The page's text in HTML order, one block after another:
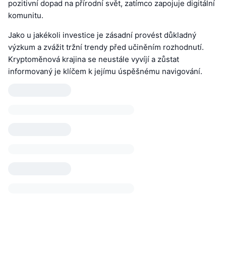
pozitivní dopad na přírodní svět, zatímco zapojuje digitální
komunitu.
Jako u jakékoli investice je zásadní provést důkladný
výzkum a zvážit tržní trendy před učiněním rozhodnutí.
Kryptoměnová krajina se neustále vyvíjí a zůstat
informovaný je klíčem k jejímu úspěšnému navigování.